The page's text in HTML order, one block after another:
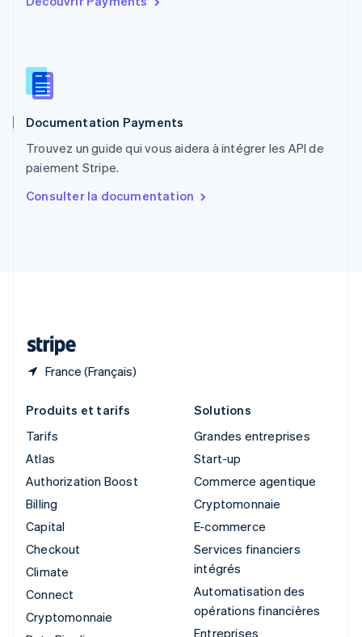
Documentation Payments
Trouvez un guide qui vous aidera à intégrer les API de
paiement Stripe.
Consulter la documentation
France (Français)
English
Roumanie
Royaume-Uni
Singapour
English 简体中文
English
Produits et tarifs
Tarifs
Atlas
Authorization Boost
Billing
Capital
Checkout
Climate
Connect
Cryptomonnaie
Solutions
Grandes entreprises
Start-up
Commerce agentique
Cryptomonnaie
E-commerce
Services financiers
intégrés
Automatisation des
opérations financières
Entreprises